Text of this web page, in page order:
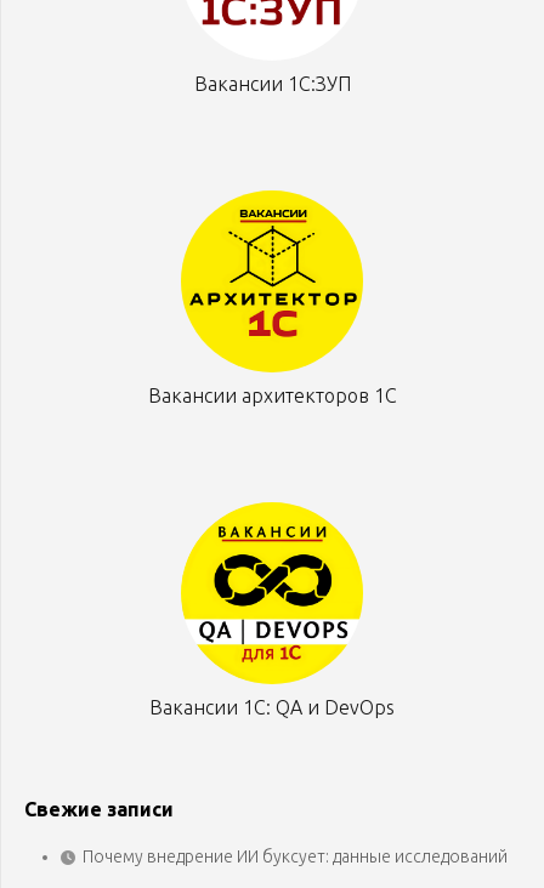
Вакансии 1С:ЗУП
Вакансии архитекторов 1С
Вакансии 1С: QA и DevOps
Свежие записи
Почему внедрение ИИ буксует: данные исследований